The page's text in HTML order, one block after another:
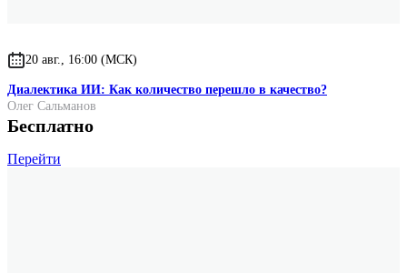
20 авг., 16:00 (МСК)
Диалектика ИИ: Как количество перешло в качество?
Олег Сальманов
Бесплатно
Перейти